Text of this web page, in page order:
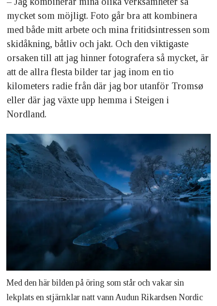
mycket som möjligt. Foto går bra att kombinera
med både mitt arbete och mina fritidsintressen som
skidåkning, båtliv och jakt. Och den viktigaste
orsaken till att jag hinner fotografera så mycket, är
att de allra flesta bilder tar jag inom en tio
kilometers radie från där jag bor utanför Tromsø
eller där jag växte upp hemma i Steigen i
Nordland.
Med den här bilden på öring som står och vakar sin
lekplats en stjärnklar natt vann Audun Rikardsen Nordic